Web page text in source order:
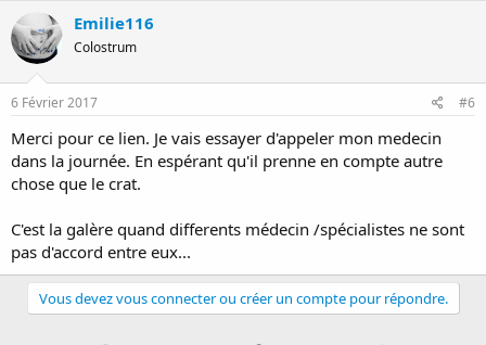
reaction pattern in the course of a one-phase
combination anesthesia]. Anasth Intensivther Notfallmed.
1982;17:325-31. PMID:
7. Sammour RN, Ohel G, Cohen M, Gonen R. Oral naproxen versus
oraltramadol
for analgesia after cesarean delivery. Int J Gynaecol
Substance Identification:
Substance Name:
CAS Registry Number:
Drug Class:
Emilie116
Colostrum
6 Février 2017 #6
Merci pour ce lien. Je vais essayer d'appeler mon medecin
dans la journée. En espérant qu'il prenne en compte autre
chose que le crat.
C'est la galère quand differents médecin /spécialistes ne sont
pas d'accord entre eux...
Vous devez vous connecter ou créer un compte pour répondre.